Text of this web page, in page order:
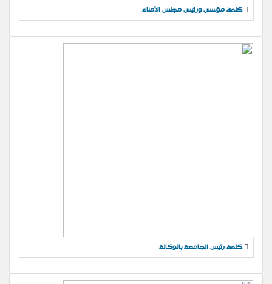
كلمة مؤسس ورئيس مجلس الأمناء
كلمة رئيس الجامعة بالوكالة